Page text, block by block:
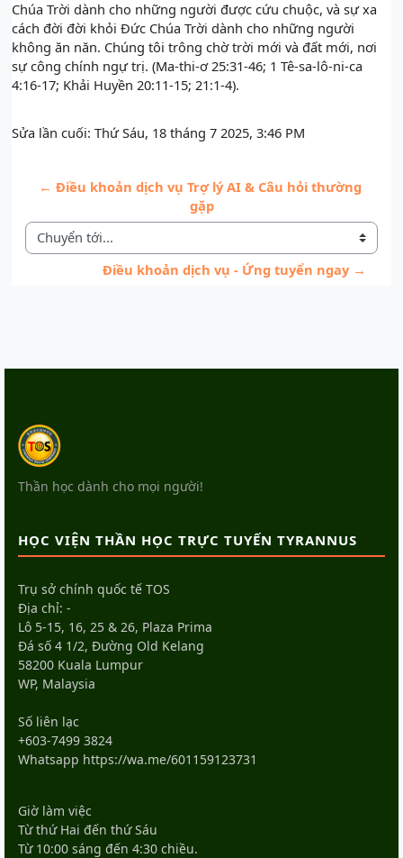
Chúa Trời dành cho những người được cứu chuộc, và sự xa
cách đời đời khỏi Đức Chúa Trời dành cho những người
không ăn năn. Chúng tôi trông chờ trời mới và đất mới, nơi
sự công chính ngự trị. (Ma-thi-ơ 25:31-46; 1 Tê-sa-lô-ni-ca
4:16-17; Khải Huyền 20:11-15; 21:1-4).
Sửa lần cuối: Thứ Sáu, 18 tháng 7 2025, 3:46 PM
← Điều khoản dịch vụ Trợ lý AI & Câu hỏi thường
gặp
Chuyển tới...
Điều khoản dịch vụ - Ứng tuyển ngay →
Thần học dành cho mọi người!
HỌC VIỆN THẦN HỌC TRỰC TUYẾN TYRANNUS
Trụ sở chính quốc tế TOS
Địa chỉ: -
Lô 5-15, 16, 25 & 26, Plaza Prima
Đá số 4 1/2, Đường Old Kelang
58200 Kuala Lumpur
WP, Malaysia
Số liên lạc
+603-7499 3824
Whatsapp https://wa.me/601159123731
Giờ làm việc
Từ thứ Hai đến thứ Sáu
Từ 10:00 sáng đến 4:30 chiều.